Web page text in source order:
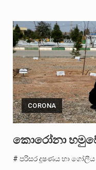
CORONA
කොරෝනා
# පරිසර දූෂණය හා